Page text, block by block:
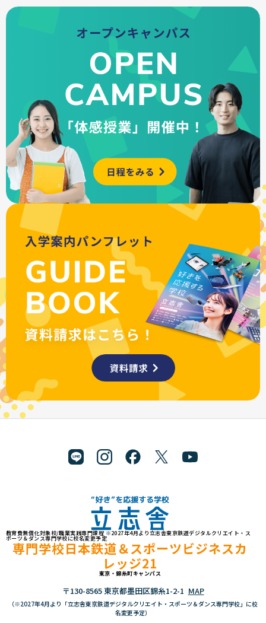
"好き"を応援する学校 立志舎
教育費無償化対象校/職業実践専門課程 ※2027年4月より立志舎東京鉄道デジタルクリエイト・ス
ポーツ＆ダンス専門学校に校名変更予定
専門学校日本鉄道＆スポーツビジネスカ
レッジ21
東京・錦糸町キャンパス
〒130-8565 東京都墨田区錦糸1-2-1 MAP
（※2027年4月より「立志舎東京鉄道デジタルクリエイト・スポーツ＆ダンス専門学校」に校
名変更予定）